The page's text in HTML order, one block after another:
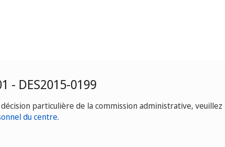
- DES2015-0199
particulière de la commission administrative, veuillez
du centre.